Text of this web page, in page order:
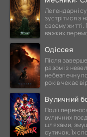
Легендарні
зустрітися з
своєму житті.
важких
Одіссея
Після
разом із
небезпечну
років чекає
Вуличний
Події
вуличних
шляхами,
сутичок. Їх